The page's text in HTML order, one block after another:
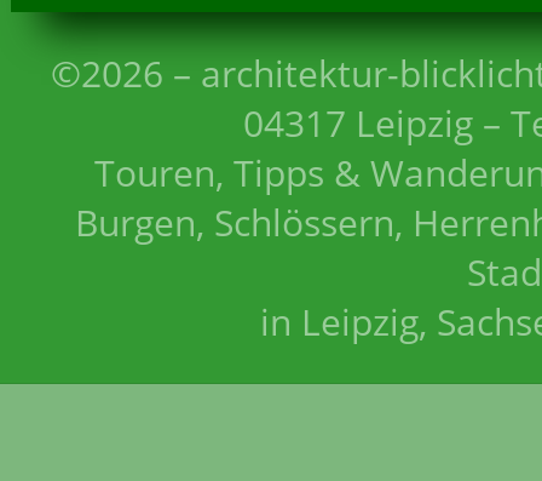
©2026 – architektur-
04317 Leipzig –
Touren, Tipps &
Burgen, Schlössern,
in Leipzig,